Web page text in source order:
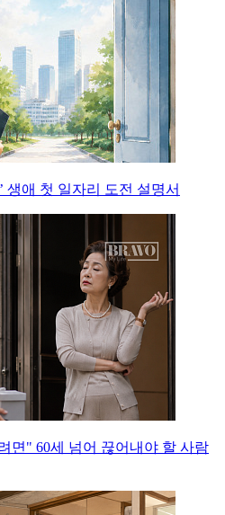
생애 첫 일자리 도전 설명서
면" 60세 넘어 끊어내야 할 사람